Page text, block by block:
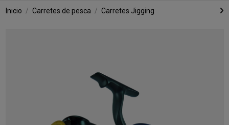
Inicio Carretes de pesca Carretes Jigging